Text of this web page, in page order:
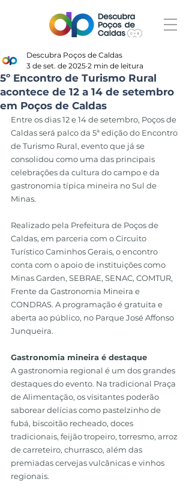
5º Encontro de Turismo Rural
acontece de 12 a 14 de setembro
em Poços de Caldas
Descubra Poços de Caldas
3 de set. de 2025 2 min de leitura
Entre os dias 12 e 14 de setembro, Poços de
Caldas será palco da 5ª edição do Encontro
de Turismo Rural, evento que já se
consolidou como uma das principais
celebrações da cultura do campo e da
gastronomia típica mineira no Sul de
Minas.
Realizado pela Prefeitura de Poços de
Caldas, em parceria com o Circuito
Turístico Caminhos Gerais, o encontro
conta com o apoio de instituições como
Minas Garden, SEBRAE, SENAC, COMTUR,
Frente da Gastronomia Mineira e
CONDRAS. A programação é gratuita e
aberta ao público, no Parque José Affonso
Junqueira.
Gastronomia mineira é destaque
A gastronomia regional é um dos grandes
destaques do evento. Na tradicional Praça
de Alimentação, os visitantes poderão
saborear delícias como pastelzinho de
fubá, biscoitão recheado, doces
tradicionais, feijão tropeiro, torresmo, arroz
de carreteiro, churrasco, além das
premiadas cervejas vulcânicas e vinhos
regionais.